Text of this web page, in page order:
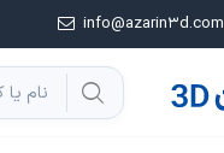
info@azarin3d.com